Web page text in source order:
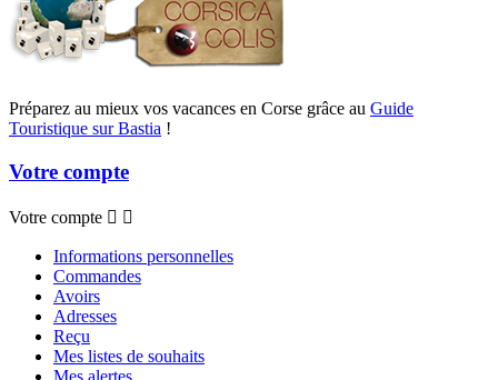
Préparez au mieux vos vacances en Corse grâce au Guide
Touristique sur Bastia !
Votre compte
Votre compte  
Informations personnelles
Commandes
Avoirs
Adresses
Reçu
Mes listes de souhaits